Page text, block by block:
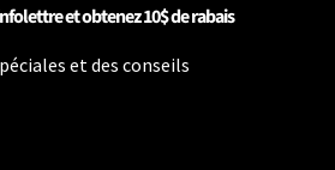
et obtenez 10$ de rabais
et des conseils